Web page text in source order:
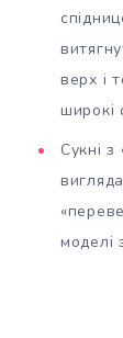
верх і
широкі
Сукні
моделі